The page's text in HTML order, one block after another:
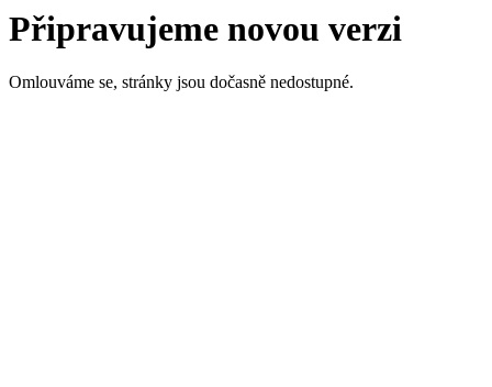
Připravujeme novou verzi
Omlouváme se, stránky jsou dočasně nedostupné.